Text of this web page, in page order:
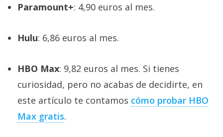
Paramount+: 4,90 euros al mes.
Hulu: 6,86 euros al mes.
HBO Max: 9,82 euros al mes. Si tienes
curiosidad, pero no acabas de decidirte, en
este artículo te contamos cómo probar HBO
Max gratis.